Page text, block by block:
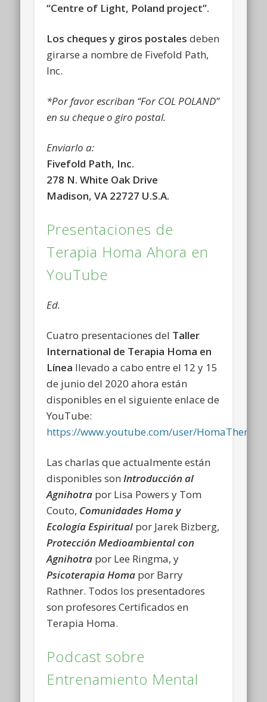
“Centre of Light, Poland project”.
Los cheques y giros postales deben
girarse a nombre de Fivefold Path,
Inc.
*Por favor escriban “For COL POLAND”
en su cheque o giro postal.
Enviarlo a:
Fivefold Path, Inc.
278 N. White Oak Drive
Madison, VA 22727 U.S.A.
Presentaciones de
Terapia Homa Ahora en
YouTube
Ed.
Cuatro presentaciones del Taller
International de Terapia Homa en
Línea llevado a cabo entre el 12 y 15
de junio del 2020 ahora están
disponibles en el siguiente enlace de
YouTube:
https://www.youtube.com/user/
Las charlas que actualmente están
disponibles sonIntroducción al
Agnihotra por Lisa Powers y Tom
Couto, Comunidades Homa y
Ecología Espiritual por Jarek Bizberg,
Protección Medioambiental con
Agnihotra por Lee Ringma, y
Psicoterapia Homa por Barry
Rathner. Todos los presentadores
son profesores Certificados en
Terapia Homa.
Podcast sobre
Entrenamiento Mental